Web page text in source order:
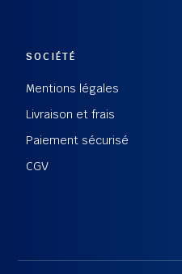
SOCIÉTÉ
Mentions légales
Livraison et frais
Paiement sécurisé
CGV